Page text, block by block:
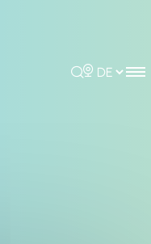
Rechercher
Choisir la